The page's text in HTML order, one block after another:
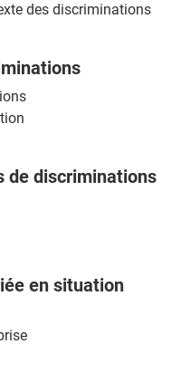
des discriminations
de discriminations
en situation